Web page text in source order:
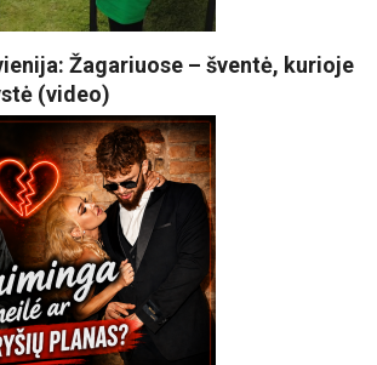
Žagariuose – šventė, kurioje
(video)